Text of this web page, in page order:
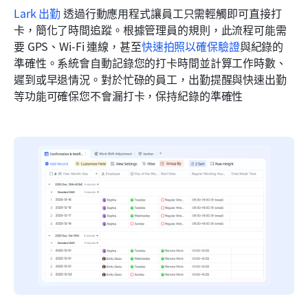
Lark 出勤 透過行動應用程式讓員工只需輕觸即可直接打
卡，簡化了時間追蹤。根據管理員的規則，此流程可能需
要 GPS、Wi-Fi 連線，甚至快速拍照以確保驗證與紀錄的
準確性。系統會自動記錄您的打卡時間並計算工作時數、
遲到或早退情況。對於忙碌的員工，出勤提醒與快速出勤
等功能可確保您不會漏打卡，保持紀錄的準確性